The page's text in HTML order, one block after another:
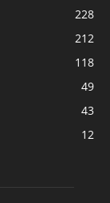
228
212
118
49
43
12